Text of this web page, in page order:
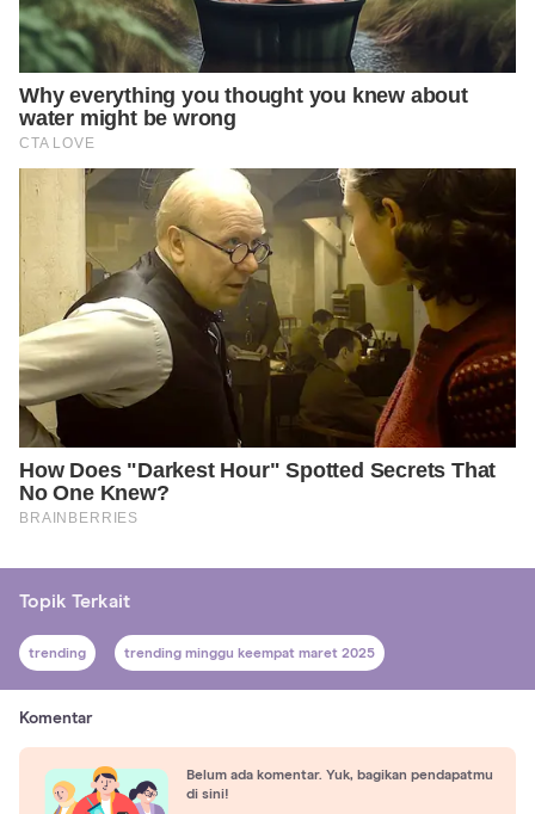
Topik Terkait
trending trending minggu keempat maret 2025
Komentar
Belum ada komentar. Yuk, bagikan pendapatmu
di sini!